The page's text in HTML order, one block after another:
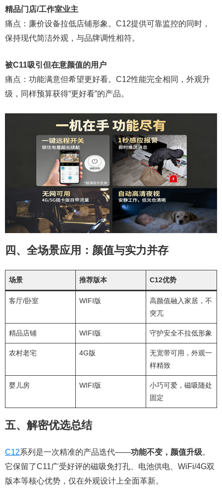
精品门店/工作室业主
痛点：廉价设备拉低店铺形象。C12提供可靠监控的同时，
保持现代简洁外观，与品牌调性相符。
被C11吸引但在意颜值的用户
痛点：功能满意但希望更好看。C12性能完全相同，外观升
级，同样预算获得“更好看”的产品。
四、全场景应用：颜值与实力并存
场景 推荐版本 C12优势
客厅/卧室 WIFI版
高颜值融入家居，不
突兀
精品店铺 WIFI版 守护安全不拉低形象
农村老宅 4G版
无宽带可用，外观一
样精致
婴儿房 WIFI版
小巧可爱，磁吸随处
固定
五、解密优选总结
C12系列是一次精准的产品迭代——功能不变，颜值升级。
它保留了C11广受好评的磁吸免打孔、电池供电、WiFi/4G双
版本等核心优势，仅在外观设计上全面革新。